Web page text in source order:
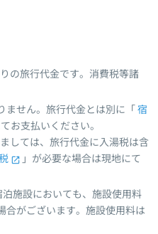
の旅行代金です。消費税等諸
ません。旅行代金とは別に「 宿
お支払いください。
しては、旅行代金に入湯税は含
」が必要な場合は現地にて
施設においても、施設使用料
合がございます。施設使用料は